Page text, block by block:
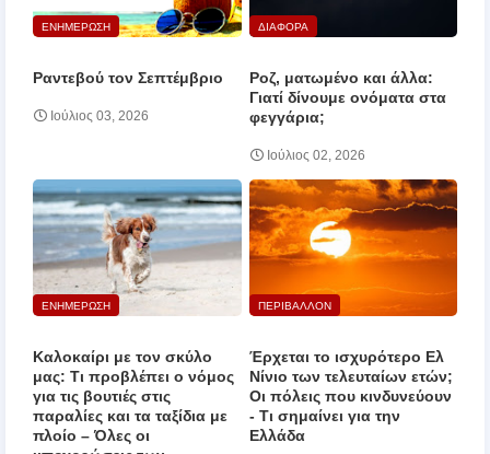
ΕΝΗΜΕΡΩΣΗ
Ραντεβού τον Σεπτέμβριο
Ιούλιος 03, 2026
ΔΙΑΦΟΡΑ
Ροζ, ματωμένο και άλλα:
Γιατί δίνουμε ονόματα στα
φεγγάρια;
Ιούλιος 02, 2026
ΕΝΗΜΕΡΩΣΗ
Καλοκαίρι με τον σκύλο
μας: Τι προβλέπει ο νόμος
για τις βουτιές στις
παραλίες και τα ταξίδια με
πλοίο – Όλες οι
ΠΕΡΙΒΑΛΛΟΝ
Έρχεται το ισχυρότερο Ελ
Νίνιο των τελευταίων ετών;
Οι πόλεις που κινδυνεύουν
‑ Τι σημαίνει για την
Ελλάδα